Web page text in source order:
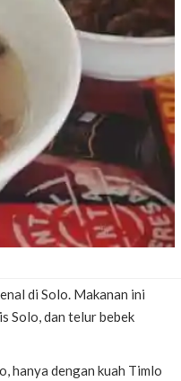
di Solo. Makanan ini
Solo, dan telur bebek
hanya dengan kuah Timlo